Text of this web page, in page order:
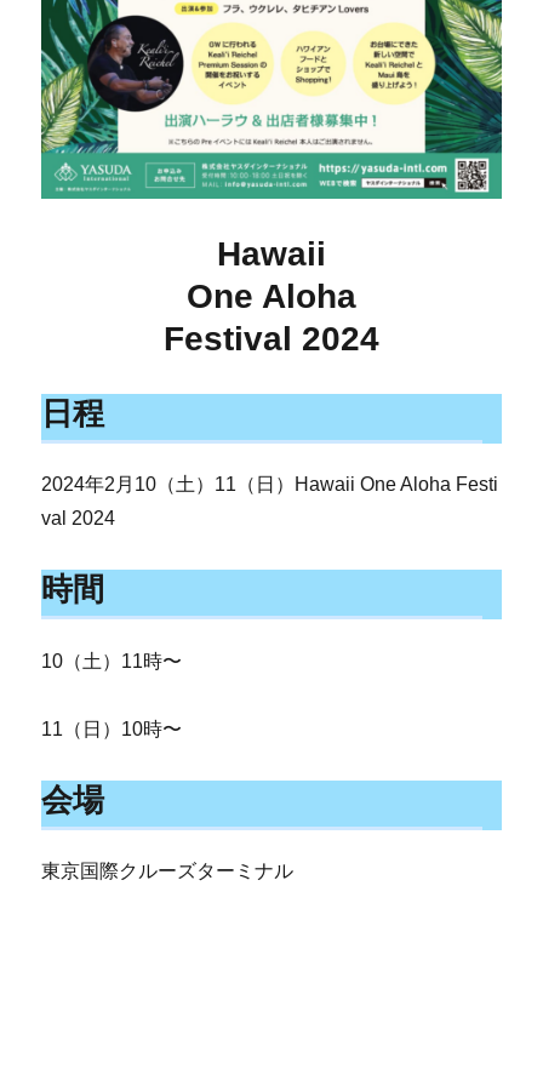
Hawaii
One Aloha
Festival 2024
日程
2024年2月10（土）11（日）Hawaii One Aloha Festi
val 2024
時間
10（土）11時〜
11（日）10時〜
会場
東京国際クルーズターミナル